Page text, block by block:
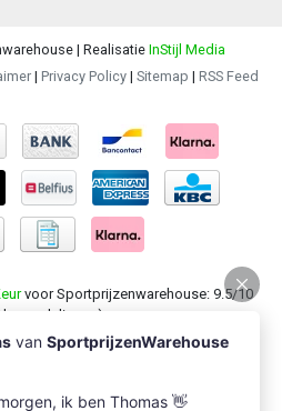
| Realisatie InStijl Media
| Privacy Policy | Sitemap | RSS Feed
voor Sportprijzenwarehouse: 9.5/10
beoordelingen)